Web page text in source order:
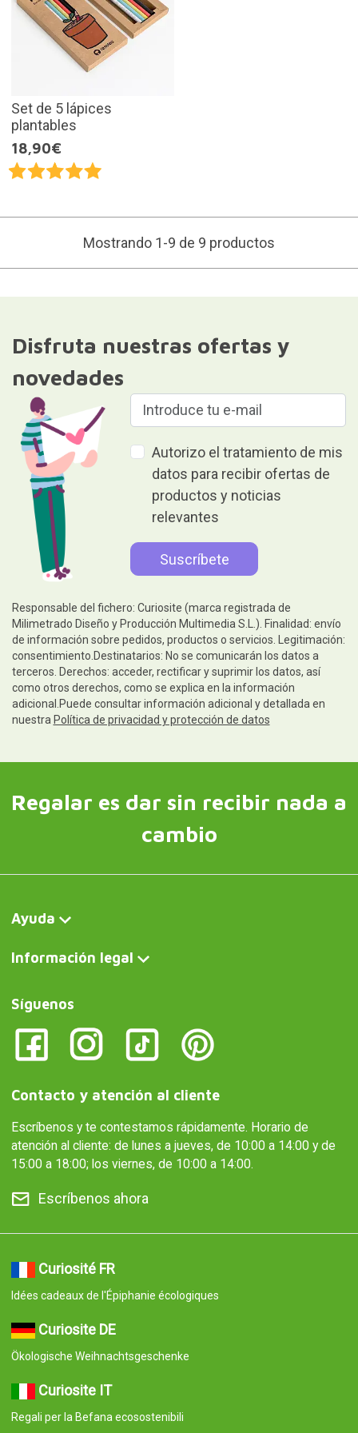
Set de 5 lápices
plantables
18,90€
Mostrando 1-9 de 9 productos
Disfruta nuestras ofertas y
novedades
Autorizo el tratamiento de mis
datos para recibir ofertas de
productos y noticias
relevantes
Responsable del fichero: Curiosite (marca registrada de
Milimetrado Diseño y Producción Multimedia S.L.). Finalidad: envío
de información sobre pedidos, productos o servicios. Legitimación:
consentimiento.Destinatarios: No se comunicarán los datos a
terceros. Derechos: acceder, rectificar y suprimir los datos, así
como otros derechos, como se explica en la información
adicional.Puede consultar información adicional y detallada en
nuestra Política de privacidad y protección de datos
Regalar es dar sin recibir nada a
cambio
Ayuda
Información legal
Síguenos
Contacto y atención al cliente
Escríbenos y te contestamos rápidamente. Horario de
atención al cliente: de lunes a jueves, de 10:00 a 14:00 y de
15:00 a 18:00; los viernes, de 10:00 a 14:00.
Escríbenos ahora
Curiosité FR
Idées cadeaux de l'Épiphanie écologiques
Curiosite DE
Ökologische Weihnachtsgeschenke
Curiosite IT
Regali per la Befana ecosostenibili